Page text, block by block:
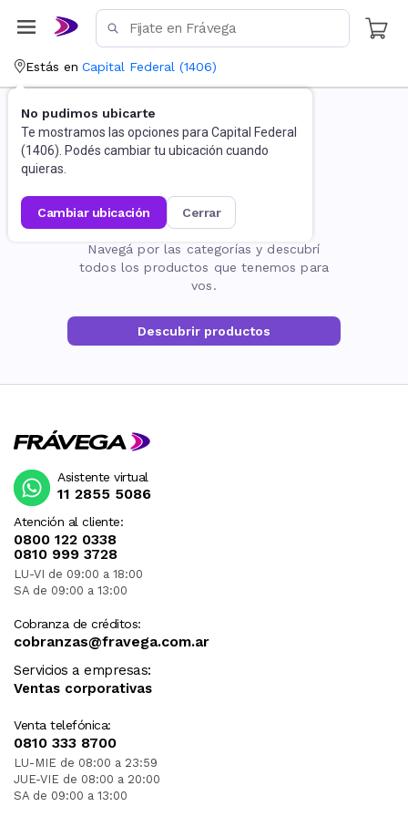
Estás en Capital Federal (1406)
No pudimos ubicarte
Te mostramos las opciones para Capital Federal
(1406). Podés cambiar tu ubicación cuando
quieras.
cambiar ubicación cerrar
La página no existe
Navegá por las categorías y descubrí
todos los productos que tenemos para
vos.
Descubrir productos
Atención al cliente:
0800 122 0338
0810 999 3728
LU-VI de 09:00 a 18:00
SA de 09:00 a 13:00
Cobranza de créditos:
cobranzas@fravega.com.ar
Servicios a empresas:
Ventas corporativas
Venta telefónica:
0810 333 8700
LU-MIE de 08:00 a 23:59
JUE-VIE de 08:00 a 20:00
SA de 09:00 a 13:00
Asistente virtual
11 2855 5086